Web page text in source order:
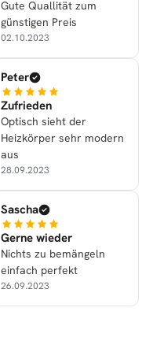
Gute Quallität zum
günstigen Preis
02.10.2023
Peter
Zufrieden
Optisch sieht der
Heizkörper sehr modern
aus
28.09.2023
Sascha
Gerne wieder
Nichts zu bemängeln
einfach perfekt
26.09.2023